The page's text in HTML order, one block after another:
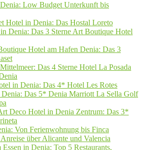
Low Budget Unterkunft bis
Hotel in Denia: Das Hostal Loreto
Denia: Das 3 Sterne Art Boutique Hotel
Hotel am Hafen Denia: Das 3
Das 4 Sterne Hotel La Posada
in Denia: Das 4* Hotel Les Rotes
Das 5* Denia Marriott La Sella Golf
Deco Hotel in Denia Zentrum: Das 3*
Von Ferienwohnung bis Finca
über Alicante und Valencia
in Denia: Top 5 Restaurants,